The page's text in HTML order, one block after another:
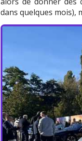
dans quelques mois),